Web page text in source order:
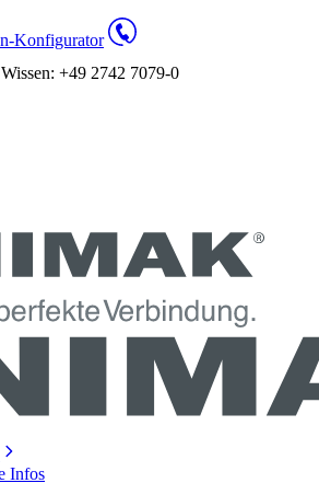
Konfigurator
+49 2742 7079-0
Infos